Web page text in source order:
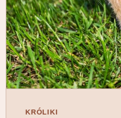
KRÓLIKI